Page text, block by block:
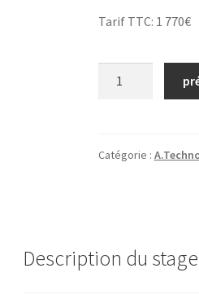
Tarif TTC: 1 770€
des
bases
Catégorie :
Description du stage